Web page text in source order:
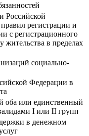
Российской
регистрации и
с регистрационного
жительства в пределах
социально-
Федерации в
оба или единственный
I или II групп
в денежном